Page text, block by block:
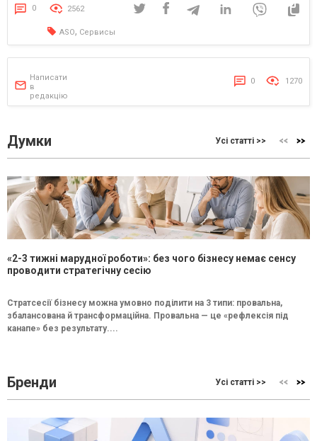
ASO-агентствами та сервісами мобільного маркетингу, майже 35%
трафіку застосунки отримують із […]
0 2562
ASO, Сервисы
Написати
в
редакцію
0 1270
Думки Усі статті >>
«2-3 тижні марудної роботи»: без чого бізнесу немає сенсу
проводити стратегічну сесію
Стратсесії бізнесу можна умовно поділити на 3 типи: провальна,
збалансована й трансформаційна. Провальна — це «рефлексія під
канапе» без результату....
Бренди Усі статті >>